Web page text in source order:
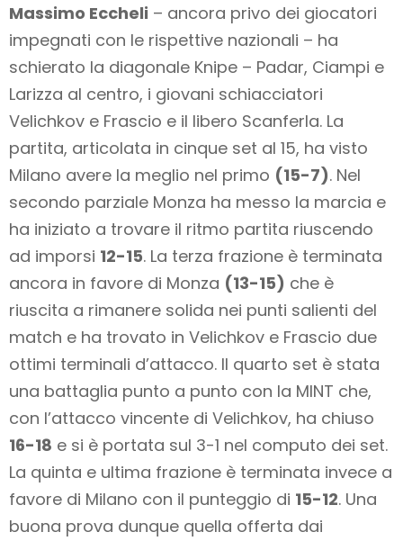
Massimo Eccheli – ancora privo dei giocatori
impegnati con le rispettive nazionali – ha
schierato la diagonale Knipe – Padar, Ciampi e
Larizza al centro, i giovani schiacciatori
Velichkov e Frascio e il libero Scanferla. La
partita, articolata in cinque set al 15, ha visto
Milano avere la meglio nel primo (15-7). Nel
secondo parziale Monza ha messo la marcia e
ha iniziato a trovare il ritmo partita riuscendo
ad imporsi 12-15. La terza frazione è terminata
ancora in favore di Monza (13-15) che è
riuscita a rimanere solida nei punti salienti del
match e ha trovato in Velichkov e Frascio due
ottimi terminali d’attacco. Il quarto set è stata
una battaglia punto a punto con la MINT che,
con l’attacco vincente di Velichkov, ha chiuso
16-18 e si è portata sul 3-1 nel computo dei set.
La quinta e ultima frazione è terminata invece a
favore di Milano con il punteggio di 15-12. Una
buona prova dunque quella offerta dai